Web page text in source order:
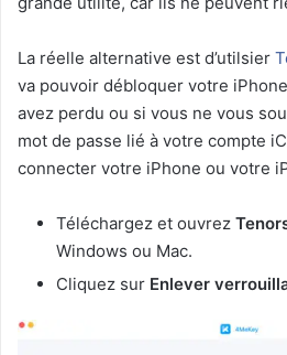
La réelle alternative est d’utilsier
va pouvoir débloquer votre
avez perdu ou si vous ne vous
mot de passe lié à votre compte
connecter votre iPhone ou votre
Téléchargez et ouvrez
Windows ou Mac.
Cliquez sur Enlever